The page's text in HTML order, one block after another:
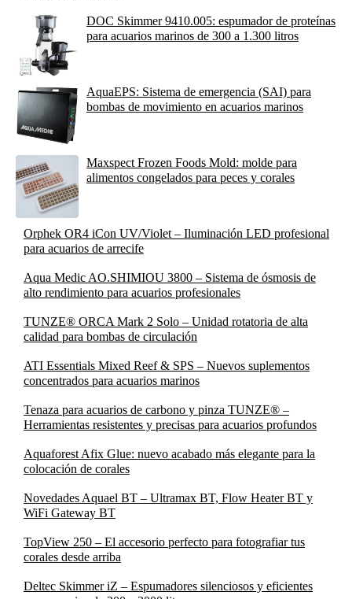
DOC Skimmer 9410.005: espumador de proteínas
para acuarios marinos de 300 a 1.300 litros
AquaEPS: Sistema de emergencia (SAI) para
bombas de movimiento en acuarios marinos
Maxspect Frozen Foods Mold: molde para
alimentos congelados para peces y corales
Orphek OR4 iCon UV/Violet – Iluminación LED profesional
para acuarios de arrecife
Aqua Medic AO.SHIMIOU 3800 – Sistema de ósmosis de
alto rendimiento para acuarios profesionales
TUNZE® ORCA Mark 2 Solo – Unidad rotatoria de alta
calidad para bombas de circulación
ATI Essentials Mixed Reef & SPS – Nuevos suplementos
concentrados para acuarios marinos
Tenaza para acuarios de carbono y pinza TUNZE® –
Herramientas resistentes y precisas para acuarios profundos
Aquaforest Afix Glue: nuevo acabado más elegante para la
colocación de corales
Novedades Aquael BT – Ultramax BT, Flow Heater BT y
WiFi Gateway BT
TopView 250 – El accesorio perfecto para fotografiar tus
corales desde arriba
Deltec Skimmer iZ – Espumadores silenciosos y eficientes